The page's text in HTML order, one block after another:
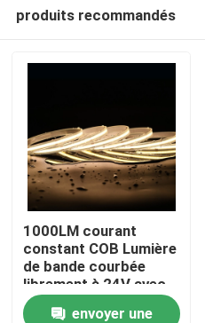
produits recommandés
1000LM courant
constant COB Lumière
de bande courbée
librement à 24V avec
480 LED par mètre
envoyer une